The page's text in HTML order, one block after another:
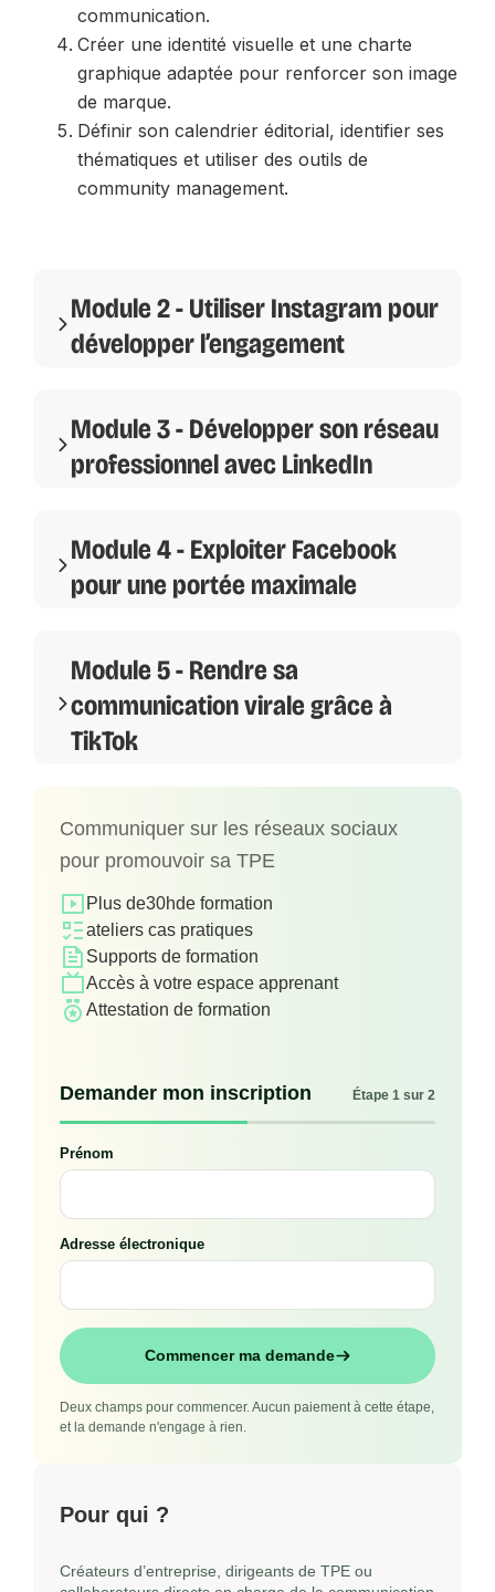
communication.
Créer une identité visuelle et une charte
graphique adaptée pour renforcer son image
de marque.
Définir son calendrier éditorial, identifier ses
thématiques et utiliser des outils de
community management.
Module 2 - Utiliser Instagram pour
développer l’engagement
Module 3 - Développer son réseau
professionnel avec LinkedIn
Module 4 - Exploiter Facebook
pour une portée maximale
Module 5 - Rendre sa
communication virale grâce à
TikTok
Communiquer sur les réseaux sociaux
pour promouvoir sa TPE
Plus de30hde formation
ateliers cas pratiques
Supports de formation
Accès à votre espace apprenant
Attestation de formation
Demander mon inscription Étape 1 sur 2
Prénom
Adresse électronique
Commencer ma demande
Deux champs pour commencer. Aucun paiement à cette étape,
et la demande n'engage à rien.
Pour qui ?
Créateurs d’entreprise, dirigeants de TPE ou